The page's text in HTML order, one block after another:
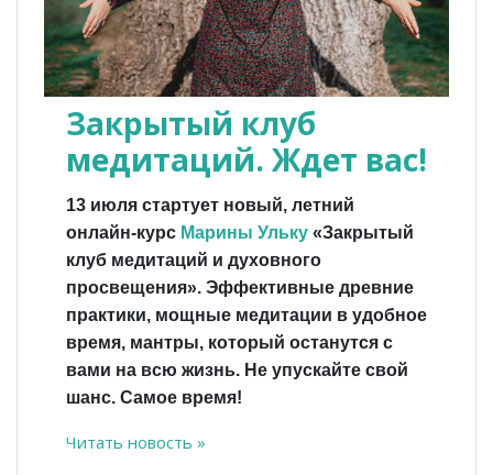
Закрытый клуб
медитаций. Ждет вас!
13 июля стартует новый, летний
онлайн-курс Марины Ульку «Закрытый
клуб медитаций и духовного
просвещения». Эффективные древние
практики, мощные медитации в удобное
время, мантры, который останутся с
вами на всю жизнь. Не упускайте свой
шанс. Самое время!
Читать новость »